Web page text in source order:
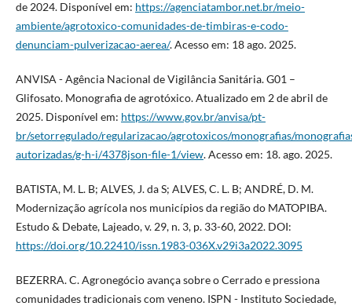
de 2024. Disponível em: https://agenciatambor.net.br/meio-
ambiente/agrotoxico-comunidades-de-timbiras-e-codo-
denunciam-pulverizacao-aerea/. Acesso em: 18 ago. 2025.
ANVISA - Agência Nacional de Vigilância Sanitária. G01 –
Glifosato. Monografia de agrotóxico. Atualizado em 2 de abril de
2025. Disponível em: https://www.gov.br/anvisa/pt-
br/setorregulado/regularizacao/agrotoxicos/monografias/
autorizadas/g-h-i/4378json-file-1/view. Acesso em: 18. ago. 2025.
BATISTA, M. L. B; ALVES, J. da S; ALVES, C. L. B; ANDRÉ, D. M.
Modernização agrícola nos municípios da região do MATOPIBA.
Estudo & Debate, Lajeado, v. 29, n. 3, p. 33-60, 2022. DOI:
https://doi.org/10.22410/issn.1983-036X.v29i3a2022.3095
BEZERRA. C. Agronegócio avança sobre o Cerrado e pressiona
comunidades tradicionais com veneno. ISPN - Instituto Sociedade,